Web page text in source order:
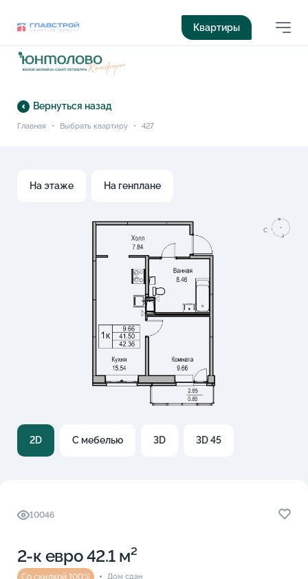
Квартиры
Вернуться назад
Главная • Выбрать квартиру • 427
На этаже На генплане
C
2D С мебелью 3D 3D 45
10046
2-к eвро 42.1 м²
Со скидкой 100% Дом сдан